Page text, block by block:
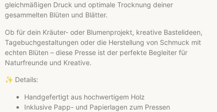
gleichmäßigen Druck und optimale Trocknung deiner
gesammelten Blüten und Blätter.
Ob für dein Kräuter- oder Blumenprojekt, kreative Bastelideen,
Tagebuchgestaltungen oder die Herstellung von Schmuck mit
echten Blüten – diese Presse ist der perfekte Begleiter für
Naturfreunde und Kreative.
✨ Details:
Handgefertigt aus hochwertigem Holz
Inklusive Papp- und Papierlagen zum Pressen